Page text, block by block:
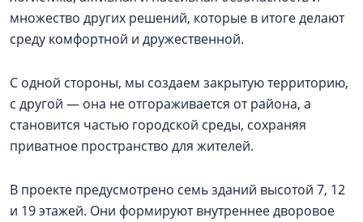
множество других решений, которые в итоге делают
среду комфортной и дружественной.
С одной стороны, мы создаем закрытую территорию,
с другой — она не отгораживается от района, а
становится частью городской среды, сохраняя
приватное пространство для жителей.
В проекте предусмотрено семь зданий высотой 7, 12
и 19 этажей. Они формируют внутреннее дворовое